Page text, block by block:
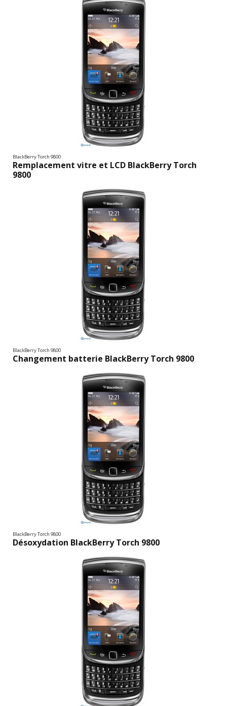
BlackBerry Torch 9800
Remplacement vitre et LCD BlackBerry Torch
9800
BlackBerry Torch 9800
Changement batterie BlackBerry Torch 9800
BlackBerry Torch 9800
Désoxydation BlackBerry Torch 9800